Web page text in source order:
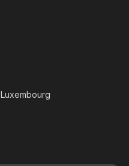
Luxembourg